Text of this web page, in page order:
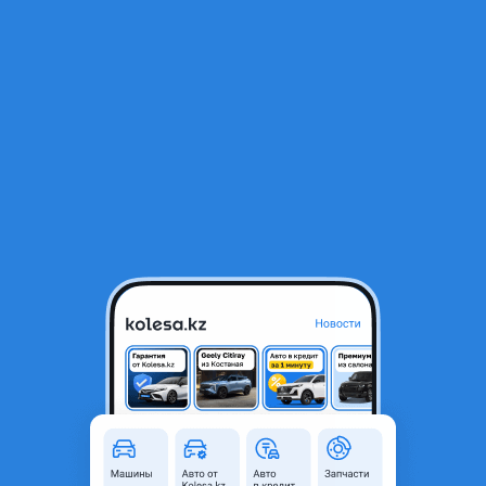
Крышка багажника Audi A3 S3 2012-2021
Алматы, Алматинская